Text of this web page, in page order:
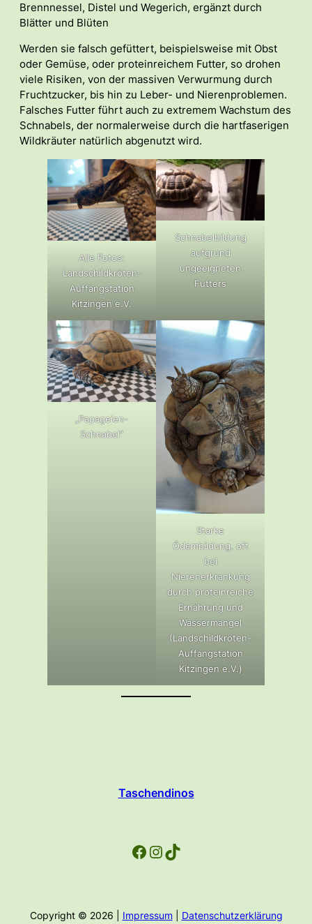
Brennnessel, Distel und Wegerich, ergänzt durch
Blätter und Blüten
Werden sie falsch gefüttert, beispielsweise mit Obst
oder Gemüse, oder proteinreichem Futter, so drohen
viele Risiken, von der massiven Verwurmung durch
Fruchtzucker, bis hin zu Leber- und Nierenproblemen.
Falsches Futter führt auch zu extremem Wachstum des
Schnabels, der normalerweise durch die hartfaserigen
Wildkräuter natürlich abgenutzt wird.
Alle Fotos:
Landschildkröten-
Auffangstation
Kitzingen e.V.
Schnabelbildung
aufgrund
ungeeigneten
Futters
„Papageien-
Schnabel“
Starke
Ödembildung, oft
bei
Nierenerkrankung
durch proteinreiche
Ernährung und
Wassermangel
(Landschildkröten-
Auffangstation
Kitzingen e.V.)
Taschendinos
Facebook InstagramTikTok
Copyright © 2026 | Impressum Datenschutzerklärung